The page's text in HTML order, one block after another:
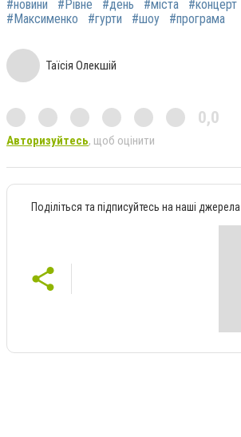
#новини #Рівне #день #міста #концерт
#Максименко
#гурти #шоу #програма
Таїсія Олекшій
0,0
Авторизуйтесь, щоб оцінити
Поділіться та підписуйтесь на наші джерела